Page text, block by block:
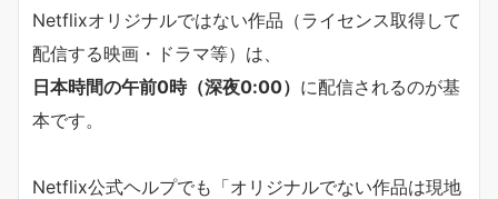
Netflixオリジナルではない作品（ライセンス取得して
配信する映画・ドラマ等）は、
日本時間の午前0時（深夜0:00） に配信されるのが基
本です。
Netflix公式ヘルプでも「オリジナルでない作品は現地